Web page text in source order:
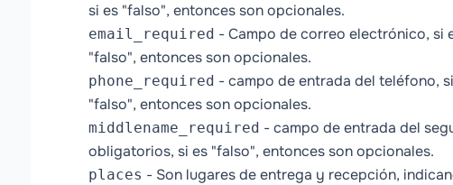
si es "falso", entonces son opcionales.
email_required - Campo de correo electrónico, si
"falso", entonces son opcionales.
phone_required - campo de entrada del teléfono,
"falso", entonces son opcionales.
middlename_required - campo de entrada del
obligatorios, si es "falso", entonces son opcionales.
places - Son lugares de entrega y recepción,